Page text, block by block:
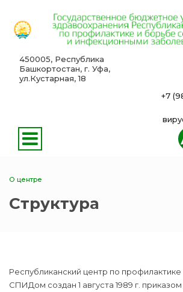
450005, Республика
Башкортостан, г. Уфа,
ул.Кустарная, 18
+7
О центре
Структура
Республиканский центр по
СПИДом создан 1 августа 1989 г.